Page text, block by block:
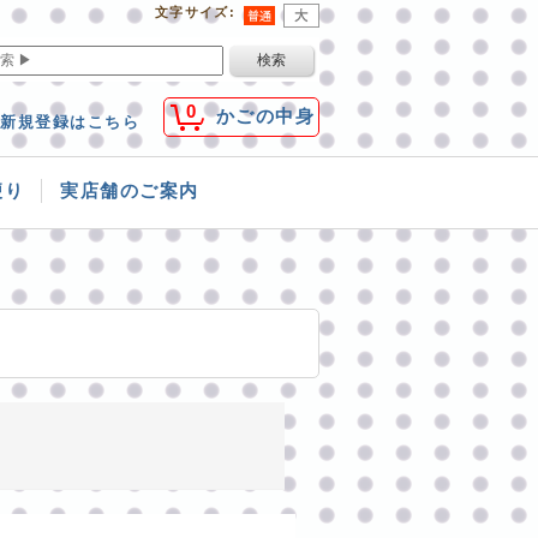
文字サイズ:
0 かごの中身
新規登録はこちら
実店舗のご案内